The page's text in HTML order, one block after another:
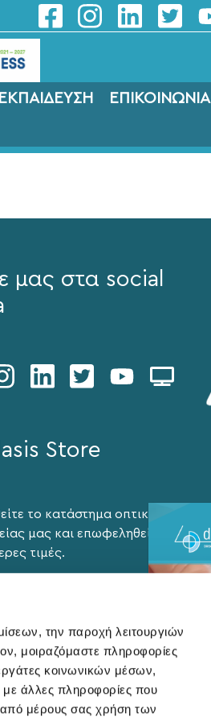
την παροχή λειτουργιών
μοιραζόμαστε πληροφορίες
κοινωνικών μέσων,
με άλλες πληροφορίες που
από μέρους σας χρήση των
ΕΚΠΑΙΔΕΥΣΗ ΕΠΙΚΟΙΝΩΝΙΑ
μας στα social
Store
το κατάστημα οπτικών
μας και επωφεληθείτε με
τιμές.